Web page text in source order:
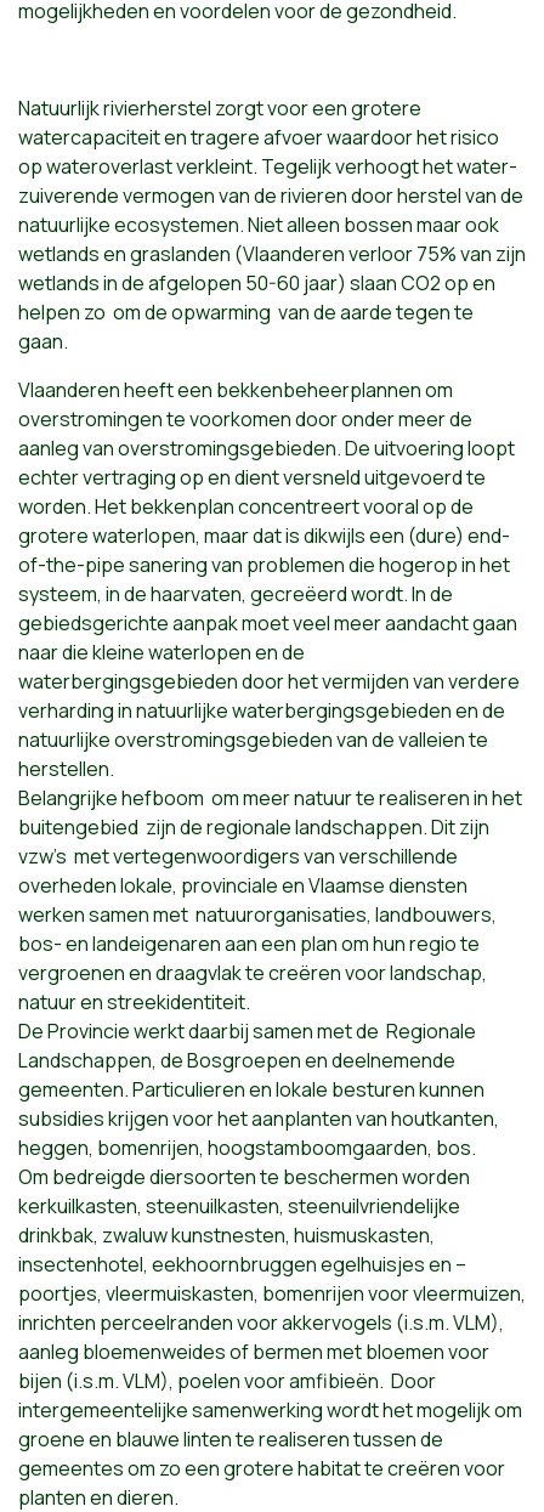
mogelijkheden en voordelen voor de gezondheid.
Natuurlijk rivierherstel zorgt voor een grotere
watercapaciteit en tragere afvoer waardoor het risico
op wateroverlast verkleint. Tegelijk verhoogt het water-
zuiverende vermogen van de rivieren door herstel van de
natuurlijke ecosystemen. Niet alleen bossen maar ook
wetlands en graslanden (Vlaanderen verloor 75% van zijn
wetlands in de afgelopen 50-60 jaar) slaan CO2 op en
helpen zo om de opwarming van de aarde tegen te
gaan.
Vlaanderen heeft een bekkenbeheerplannen om
overstromingen te voorkomen door onder meer de
aanleg van overstromingsgebieden. De uitvoering loopt
echter vertraging op en dient versneld uitgevoerd te
worden. Het bekkenplan concentreert vooral op de
grotere waterlopen, maar dat is dikwijls een (dure) end-
of-the-pipe sanering van problemen die hogerop in het
systeem, in de haarvaten, gecreëerd wordt. In de
gebiedsgerichte aanpak moet veel meer aandacht gaan
naar die kleine waterlopen en de
waterbergingsgebieden door het vermijden van verdere
verharding in natuurlijke waterbergingsgebieden en de
natuurlijke overstromingsgebieden van de valleien te
herstellen.
Belangrijke hefboom om meer natuur te realiseren in het
buitengebied zijn de regionale landschappen. Dit zijn
vzw’s met vertegenwoordigers van verschillende
overheden lokale, provinciale en Vlaamse diensten
werken samen met natuurorganisaties, landbouwers,
bos- en landeigenaren aan een plan om hun regio te
vergroenen en draagvlak te creëren voor landschap,
natuur en streekidentiteit.
De Provincie werkt daarbij samen met de Regionale
Landschappen, de Bosgroepen en deelnemende
gemeenten. Particulieren en lokale besturen kunnen
subsidies krijgen voor het aanplanten van houtkanten,
heggen, bomenrijen, hoogstamboomgaarden, bos.
Om bedreigde diersoorten te beschermen worden
kerkuilkasten, steenuilkasten, steenuilvriendelijke
drinkbak, zwaluw kunstnesten, huismuskasten,
insectenhotel, eekhoornbruggen egelhuisjes en –
poortjes, vleermuiskasten, bomenrijen voor vleermuizen,
inrichten perceelranden voor akkervogels (i.s.m. VLM),
aanleg bloemenweides of bermen met bloemen voor
bijen (i.s.m. VLM), poelen voor amfibieën. Door
intergemeentelijke samenwerking wordt het mogelijk om
groene en blauwe linten te realiseren tussen de
gemeentes om zo een grotere habitat te creëren voor
planten en dieren.